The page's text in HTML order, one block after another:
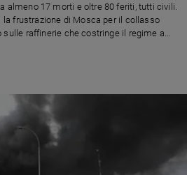
almeno 17 morti e oltre 80 feriti, tutti civili.
frustrazione di Mosca per il collasso
sulle raffinerie che costringe il regime a